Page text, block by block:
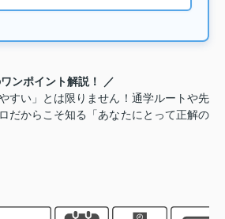
ンポイント解説！ ／
すい」とは限りません！通学ルートや先
だからこそ知る「あなたにとって正解の